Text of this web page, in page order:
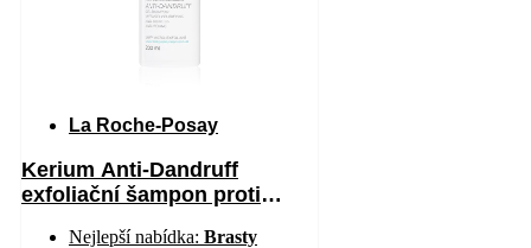
La Roche-Posay
Kerium Anti-Dandruff
exfoliační šampon proti
Nejlepší nabídka: Brasty